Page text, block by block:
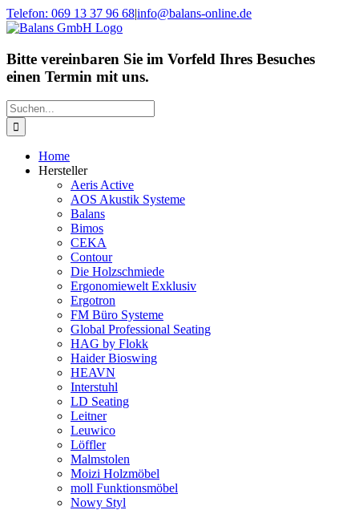
Zum
Inhalt
Telefon: 069 13 37 96 68|info@balans-online.de
Facebook
Instagram
YouTube
Bitte vereinbaren Sie im Vorfeld Ihres Besuches
einen Termin mit uns.
Suche
nach:
Home
Hersteller
Aeris Active
AOS Akustik Systeme
Balans
Bimos
CEKA
Contour
Die Holzschmiede
Ergonomiewelt Exklusiv
Ergotron
FM Büro Systeme
Global Professional Seating
HAG by Flokk
Haider Bioswing
HEAVN
Interstuhl
LD Seating
Leitner
Leuwico
Löffler
Malmstolen
Moizi Holzmöbel
moll Funktionsmöbel
Nowy Styl